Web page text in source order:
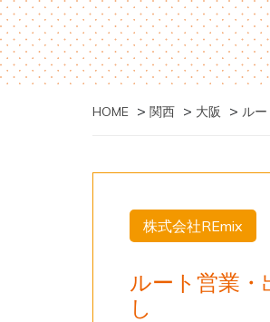
HOME > 関西 > 大阪 > ル
株式会社REmix
ルート営業
し